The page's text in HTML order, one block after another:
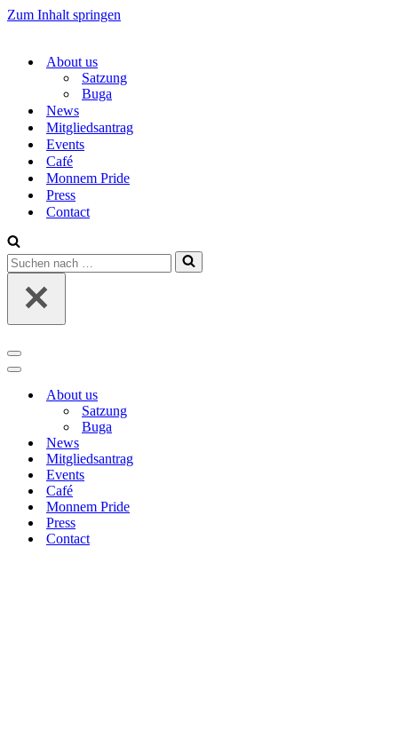
Zum Inhalt springen
About us
Satzung
Buga
News
Mitgliedsantrag
Events
Café
Monnem Pride
Press
Contact
Suchen
nach …
Navigations-
Menü
Navigations-
About us
Satzung
Buga
News
Mitgliedsantrag
Events
Café
Monnem Pride
Press
Contact